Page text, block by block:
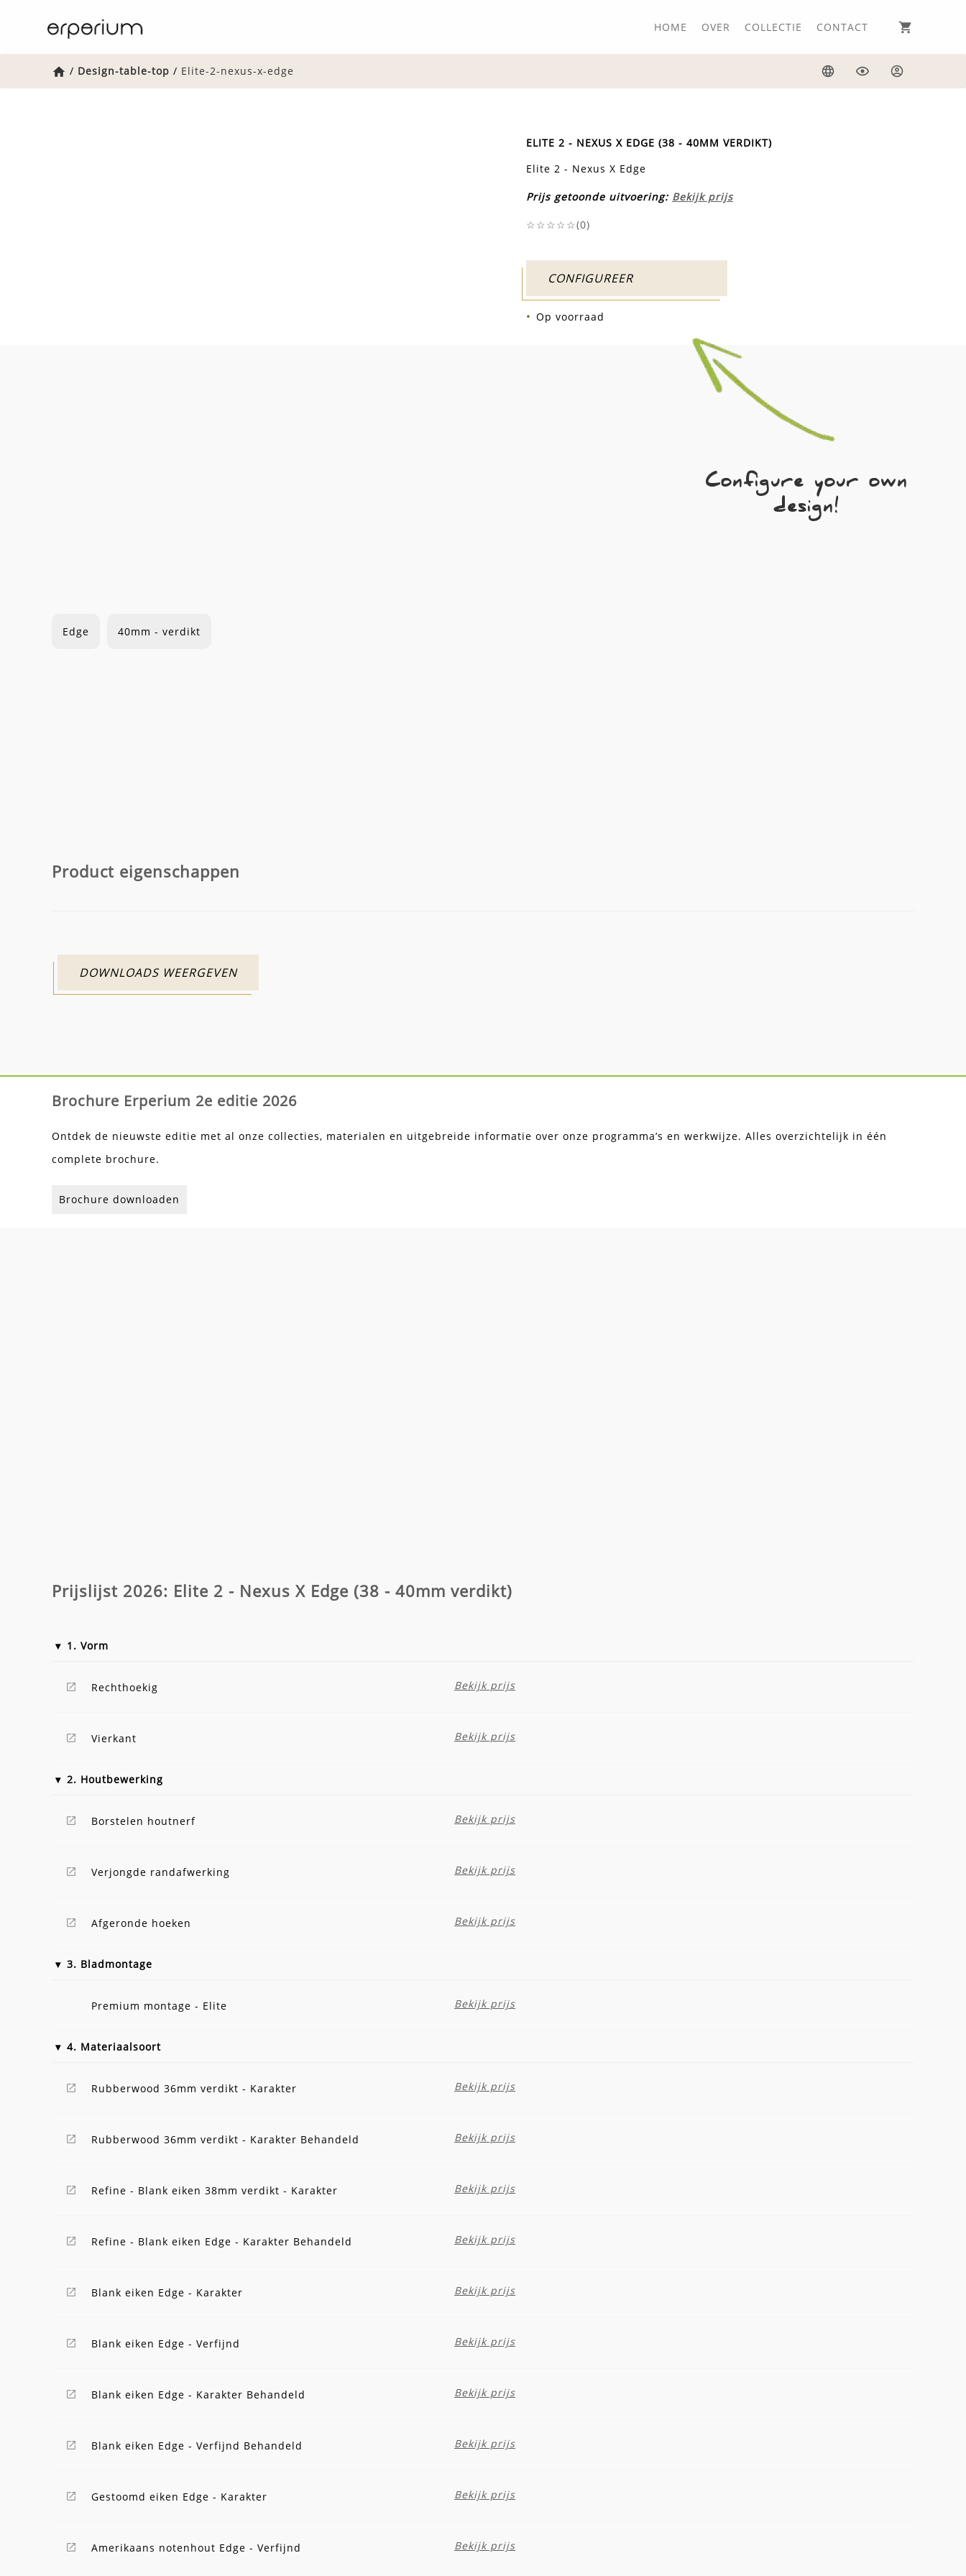
HOME OVER COLLECTIE CONTACT
Home
/ Design-table-top / Elite-2-nexus-x-edge
ELITE 2 - NEXUS X EDGE (38 - 40MM VERDIKT)
Elite 2 - Nexus X Edge
Prijs getoonde uitvoering: Bekijk prijs
☆☆☆☆☆(0)
CONFIGUREER
Op voorraad
Configure your own
design!
Edge 40mm - verdikt
Product eigenschappen
DOWNLOADS WEERGEVEN
Brochure Erperium 2e editie 2026
Ontdek de nieuwste editie met al onze collecties, materialen en uitgebreide informatie over onze programma’s en werkwijze. Alles overzichtelijk in één
complete brochure.
Brochure downloaden
Prijslijst 2026: Elite 2 - Nexus X Edge (38 - 40mm verdikt)
1. Vorm
Rechthoekig Bekijk prijs
Vierkant Bekijk prijs
2. Houtbewerking
Borstelen houtnerf Bekijk prijs
Verjongde randafwerking Bekijk prijs
Afgeronde hoeken Bekijk prijs
3. Bladmontage
Premium montage - Elite Bekijk prijs
4. Materiaalsoort
Rubberwood 36mm verdikt - Karakter Bekijk prijs
Rubberwood 36mm verdikt - Karakter Behandeld Bekijk prijs
Refine - Blank eiken 38mm verdikt - Karakter Bekijk prijs
Refine - Blank eiken Edge - Karakter Behandeld Bekijk prijs
Blank eiken Edge - Karakter Bekijk prijs
Blank eiken Edge - Verfijnd Bekijk prijs
Blank eiken Edge - Karakter Behandeld Bekijk prijs
Blank eiken Edge - Verfijnd Behandeld Bekijk prijs
Gestoomd eiken Edge - Karakter Bekijk prijs
Amerikaans notenhout Edge - Verfijnd Bekijk prijs